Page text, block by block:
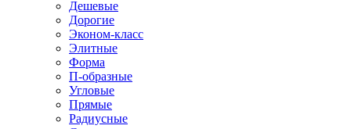
Дешевые
Дорогие
Эконом-класс
Элитные
Форма
П-образные
Угловые
Прямые
Радиусные